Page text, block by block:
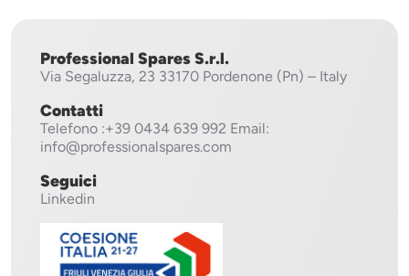
Professional Spares S.r.l.
Via Segaluzza, 23 33170 Pordenone (Pn) – Italy
Contatti
Telefono :+39 0434 639 992 Email:
info@professionalspares.com
Seguici
Linkedin